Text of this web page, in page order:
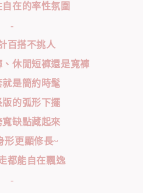
在的率性氛圍
-
百搭不挑人
休閒短褲還是寬褲
就是簡約時髦
的弧形下擺
寬缺點藏起來
形更顯修長~
都能自在飄逸
-